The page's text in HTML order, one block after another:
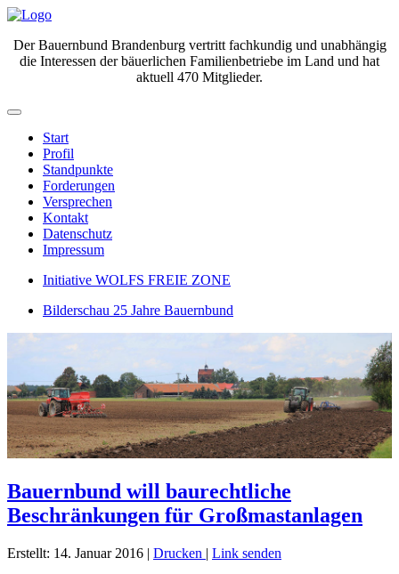
Der Bauernbund Brandenburg vertritt fachkundig und unabhängig
die Interessen der bäuerlichen Familienbetriebe im Land und hat
aktuell 470 Mitglieder.
Start
Profil
Standpunkte
Forderungen
Versprechen
Kontakt
Datenschutz
Impressum
Initiative WOLFS FREIE ZONE
Bilderschau 25 Jahre Bauernbund
Bauernbund will baurechtliche
Beschränkungen für Großmastanlagen
Erstellt: 14. Januar 2016 | Drucken | Link senden